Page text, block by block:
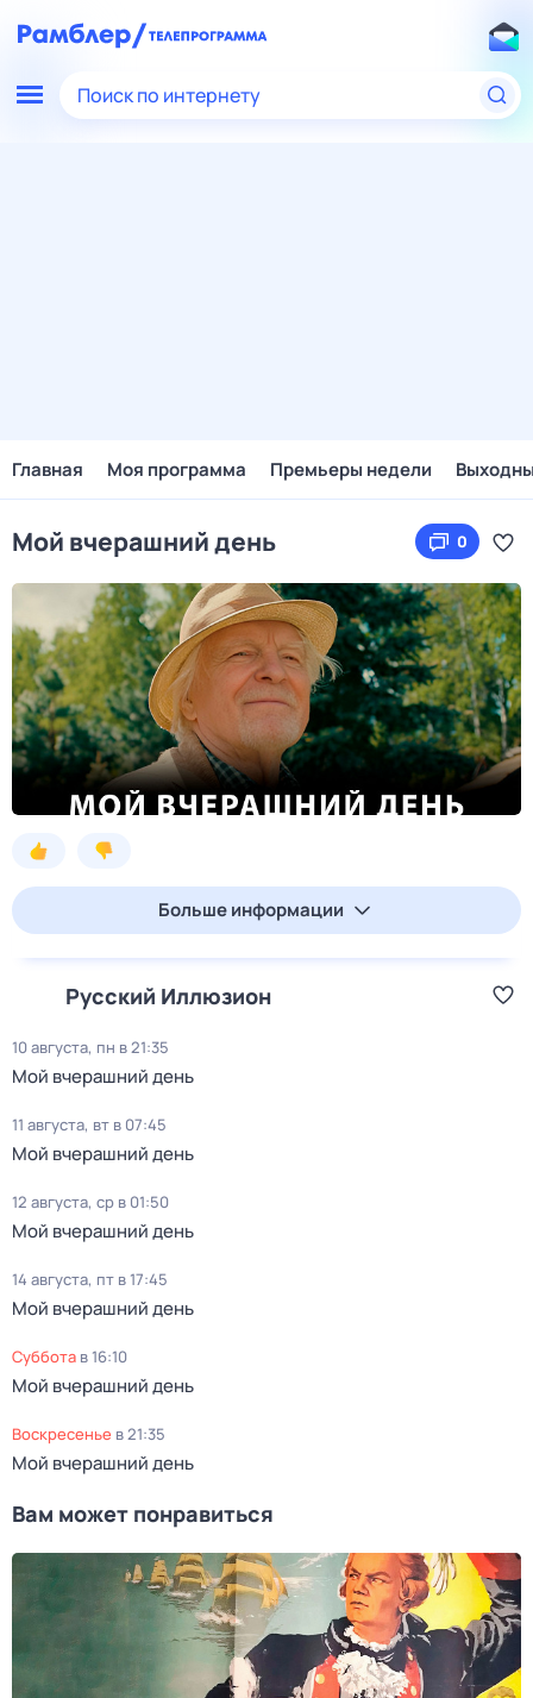
Поиск по интернету
Главная Моя программа Премьеры недели
Мой вчерашний день 0
Больше информации
Русский Иллюзион
10 августа, пн в 21:35
Мой вчерашний день
11 августа, вт в 07:45
Мой вчерашний день
12 августа, ср в 01:50
Мой вчерашний день
14 августа, пт в 17:45
Мой вчерашний день
суббота в16:10
Мой вчерашний день
воскресенье в21:35
Мой вчерашний день
Вам может понравиться